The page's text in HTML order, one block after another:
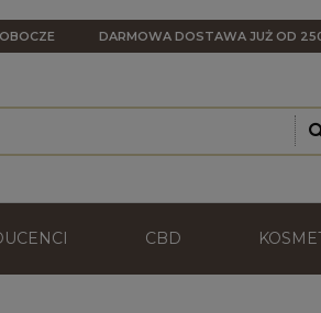
DARMOWA DOSTAWAJUŻ OD
CBD